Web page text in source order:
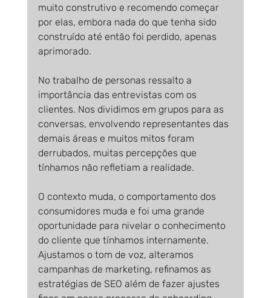
muito construtivo e recomendo começar
por elas, embora nada do que tenha sido
construído até então foi perdido, apenas
aprimorado.
No trabalho de personas ressalto a
importância das entrevistas com os
clientes. Nos dividimos em grupos para as
conversas, envolvendo representantes das
demais áreas e muitos mitos foram
derrubados, muitas percepções que
tínhamos não refletiam a realidade.
O contexto muda, o comportamento dos
consumidores muda e foi uma grande
oportunidade para nivelar o conhecimento
do cliente que tínhamos internamente.
Ajustamos o tom de voz, alteramos
campanhas de marketing, refinamos as
estratégias de SEO além de fazer ajustes